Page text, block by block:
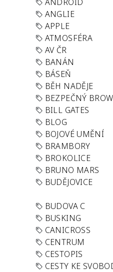
ANGLIE
APPLE
ATMOSFÉRA
AV ČR
BANÁN
BÁSEŇ
BĚH NADĚJE
BEZPEČNÝ
BILL GATES
BLOG
BOJOVÉ UMĚNÍ
BRAMBORY
BROKOLICE
BRUNO MARS
BUDĚJOVICE
BUDOVA C
BUSKING
CANICROSS
CENTRUM
CESTOPIS
CESTY KE